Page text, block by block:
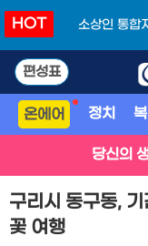
HOT
소상인 통합
편성표
온에어 정치
당신의
구리시 동구동,
꽃 여행